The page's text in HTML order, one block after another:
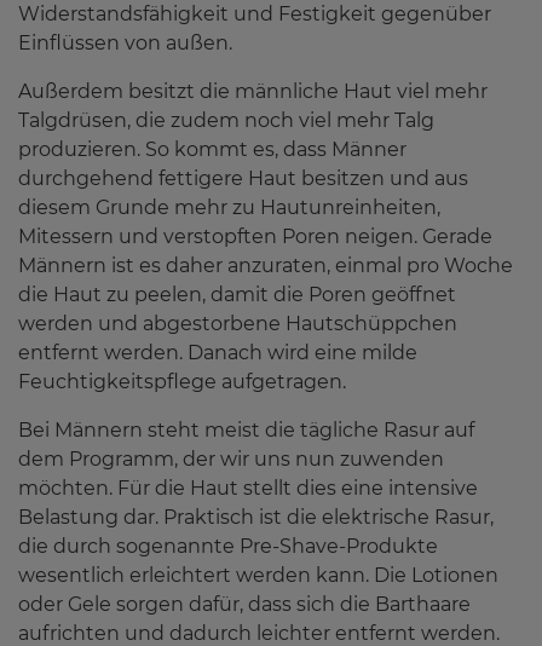
Kontakt
Widerstandsfähigkeit und Festigkeit gegenüber
Einflüssen von außen.
Außerdem besitzt die männliche Haut viel mehr
Talgdrüsen, die zudem noch viel mehr Talg
produzieren. So kommt es, dass Männer
durchgehend fettigere Haut besitzen und aus
diesem Grunde mehr zu Hautunreinheiten,
Mitessern und verstopften Poren neigen. Gerade
Männern ist es daher anzuraten, einmal pro Woche
die Haut zu peelen, damit die Poren geöffnet
werden und abgestorbene Hautschüppchen
entfernt werden. Danach wird eine milde
Feuchtigkeitspflege aufgetragen.
Bei Männern steht meist die tägliche Rasur auf
dem Programm, der wir uns nun zuwenden
möchten. Für die Haut stellt dies eine intensive
Belastung dar. Praktisch ist die elektrische Rasur,
die durch sogenannte Pre-Shave-Produkte
wesentlich erleichtert werden kann. Die Lotionen
oder Gele sorgen dafür, dass sich die Barthaare
aufrichten und dadurch leichter entfernt werden.